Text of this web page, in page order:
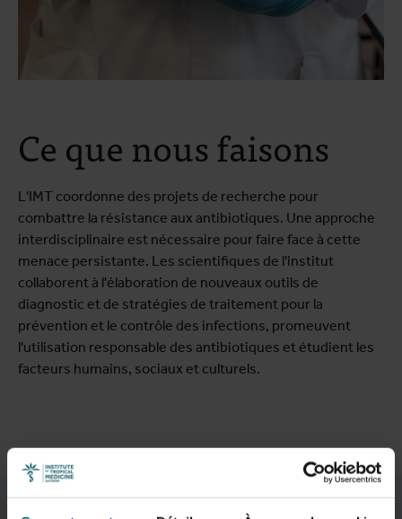
Ce que nous faisons
L'IMT coordonne des projets de recherche pour
combattre la résistance aux antibiotiques. Une approche
interdisciplinaire est nécessaire pour faire face à cette
menace persistante. Les scientifiques de l'institut
collaborent à l'élaboration de nouveaux outils de
diagnostic et de stratégies de traitement pour la
prévention et le contrôle des infections, promeuvent
l'utilisation responsable des antibiotiques et étudient les
facteurs humains, sociaux et culturels.